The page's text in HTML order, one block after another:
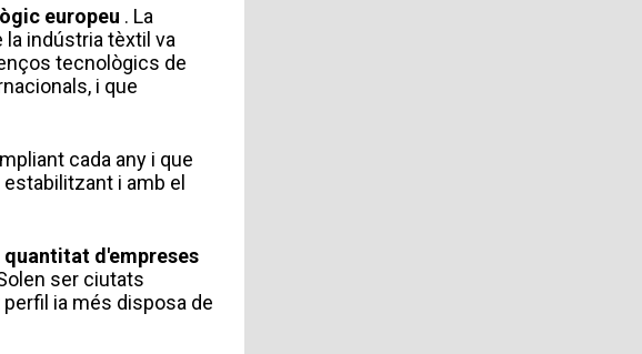
europeu . La
indústria tèxtil va
tecnològics de
i que
cada any i que
i amb el
d'empreses
ser ciutats
ia més disposa de